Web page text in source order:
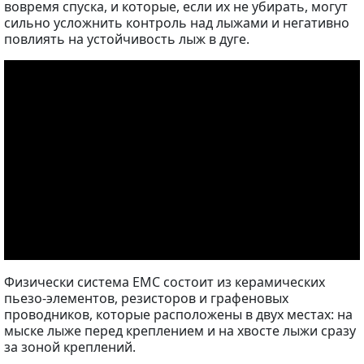
вовремя спуска, и которые, если их не убирать, могут
сильно усложнить контроль над лыжами и негативно
повлиять на устойчивость лыж в дуге.
Физически система EMC состоит из керамических
пьезо-элементов, резисторов и графеновых
проводников, которые расположены в двух местах: на
мыске лыже перед креплением и на хвосте лыжи сразу
за зоной креплений.